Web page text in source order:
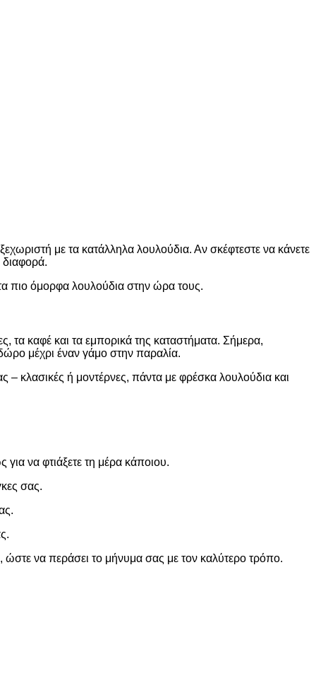
με τα κατάλληλα λουλούδια. Αν σκέφτεστε να κάνετε
διαφορά.
πιο όμορφα λουλούδια στην ώρα τους.
τα καφέ και τα εμπορικά της καταστήματα. Σήμερα,
μέχρι έναν γάμο στην παραλία.
– κλασικές ή μοντέρνες, πάντα με φρέσκα λουλούδια και
να φτιάξετε τη μέρα κάποιου.
σας.
ώστε να περάσει το μήνυμα σας με τον καλύτερο τρόπο.